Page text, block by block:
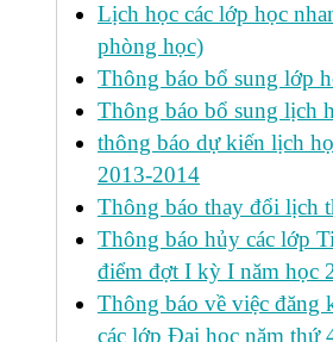
Lịch học các lớp học
phòng học)
Thông báo bổ sung lớp
Thông báo bổ sung
thông báo dự kiến lịch
2013-2014
Thông báo thay đổi lịch
Thông báo hủy các lớp
điểm đợt I kỳ I năm học
Thông báo về việc đăng
các lớp Đại học năm thứ